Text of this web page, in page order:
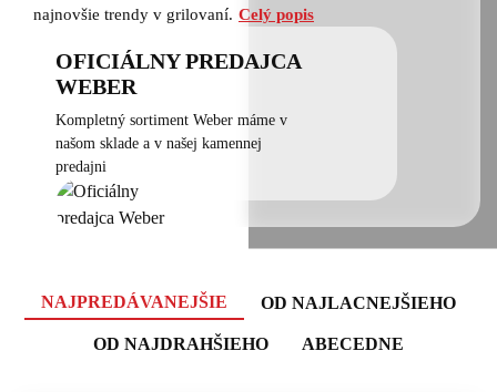
najnovšie trendy v grilovaní. Celý popis
OFICIÁLNY PREDAJCA
WEBER
Kompletný sortiment Weber máme v
našom sklade a v našej kamennej
predajni
NAJPREDÁVANEJŠIE OD NAJLACNEJŠIEHO
OD NAJDRAHŠIEHO ABECEDNE